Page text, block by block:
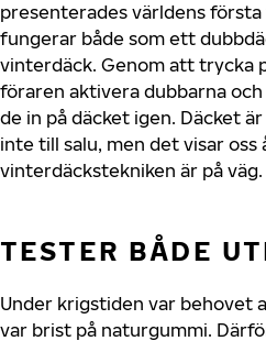
presenterades världens
fungerar både som ett
vinterdäck. Genom att trycka
föraren aktivera dubbarna
de in på däcket igen. Däcket
inte till salu, men det visar oss
vinterdäckstekniken är på väg.
TESTER BÅDE
Under krigstiden var behovet
var brist på naturgummi.